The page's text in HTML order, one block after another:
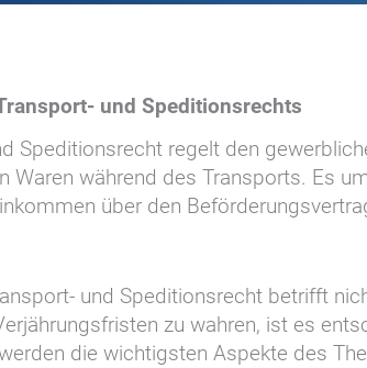
und Speditionsrechts
Speditionsrecht regelt den
Waren während des Transports. Es
über den
und Speditionsrecht betrifft
zu wahren, ist es
die wichtigsten Aspekte des